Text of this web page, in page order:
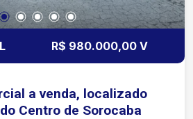
R$ 980.000,00 V
a venda, localizado
Centro de Sorocaba